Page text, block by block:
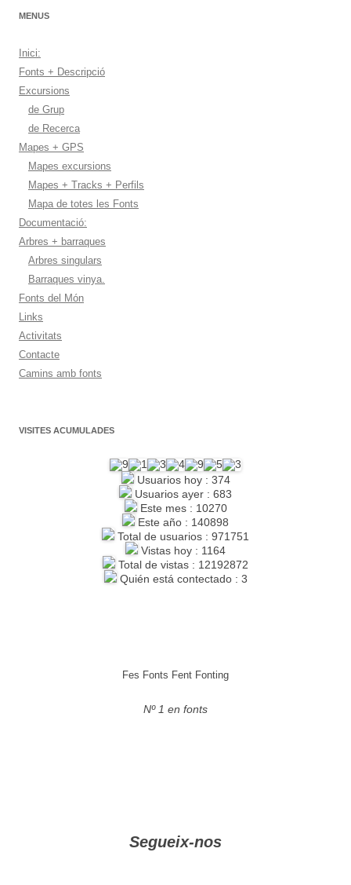
MENUS
Inici:
Fonts + Descripció
Excursions
de Grup
de Recerca
Mapes + GPS
Mapes excursions
Mapes + Tracks + Perfils
Mapa de totes les Fonts
Documentació:
Arbres + barraques
Arbres singulars
Barraques vinya.
Fonts del Món
Links
Activitats
Contacte
Camins amb fonts
VISITES ACUMULADES
Usuarios hoy : 374
Usuarios ayer : 683
Este mes : 10270
Este año : 140898
Total de usuarios : 971751
Vistas hoy : 1164
Total de vistas : 12192872
Quién está contectado : 3
Fes Fonts Fent Fonting
Nº 1 en fonts
Segueix-nos